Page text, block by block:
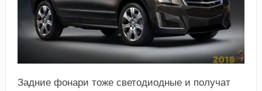
Задние фонари тоже светодиодные и получат